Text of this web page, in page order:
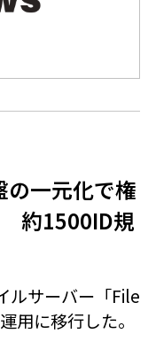
一元化で権
約1500ID規
ルサーバー「File
用に移行した。